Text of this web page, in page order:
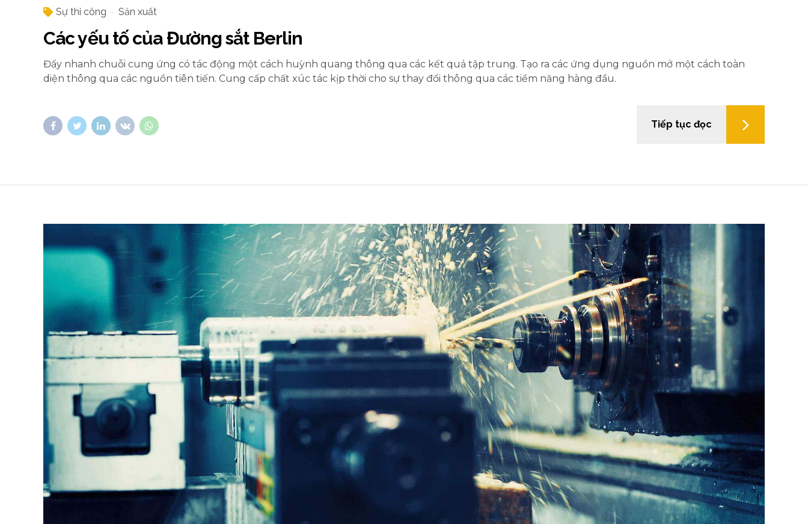
Sự thi công Sản xuất
Các yếu tố của Đường sắt Berlin
Đẩy nhanh chuỗi cung ứng có tác động một cách huỳnh quang thông qua các kết quả tập trung. Tạo ra các ứng dụng nguồn mở một cách toàn
diện thông qua các nguồn tiên tiến. Cung cấp chất xúc tác kịp thời cho sự thay đổi thông qua các tiềm năng hàng đầu.
Tiếp tục đọc